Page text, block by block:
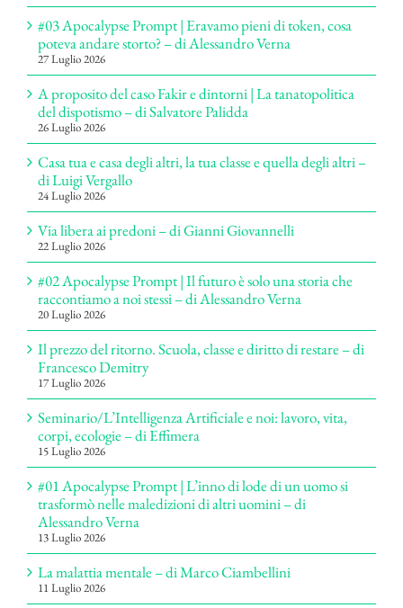
#03 Apocalypse Prompt | Eravamo pieni di token, cosa
poteva andare storto? – di Alessandro Verna
27 Luglio 2026
A proposito del caso Fakir e dintorni | La tanatopolitica
del dispotismo – di Salvatore Palidda
26 Luglio 2026
Casa tua e casa degli altri, la tua classe e quella degli altri –
di Luigi Vergallo
24 Luglio 2026
Via libera ai predoni – di Gianni Giovannelli
22 Luglio 2026
#02 Apocalypse Prompt | Il futuro è solo una storia che
raccontiamo a noi stessi – di Alessandro Verna
20 Luglio 2026
Il prezzo del ritorno. Scuola, classe e diritto di restare – di
Francesco Demitry
17 Luglio 2026
Seminario/L’Intelligenza Artificiale e noi: lavoro, vita,
corpi, ecologie – di Effimera
15 Luglio 2026
#01 Apocalypse Prompt | L’inno di lode di un uomo si
trasformò nelle maledizioni di altri uomini – di
Alessandro Verna
13 Luglio 2026
La malattia mentale – di Marco Ciambellini
11 Luglio 2026